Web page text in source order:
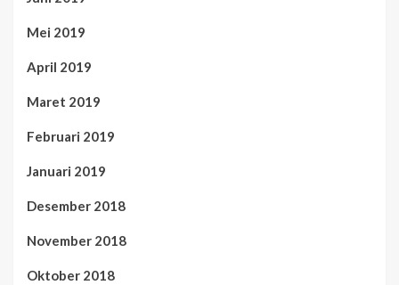
Mei 2019
April 2019
Maret 2019
Februari 2019
Januari 2019
Desember 2018
November 2018
Oktober 2018